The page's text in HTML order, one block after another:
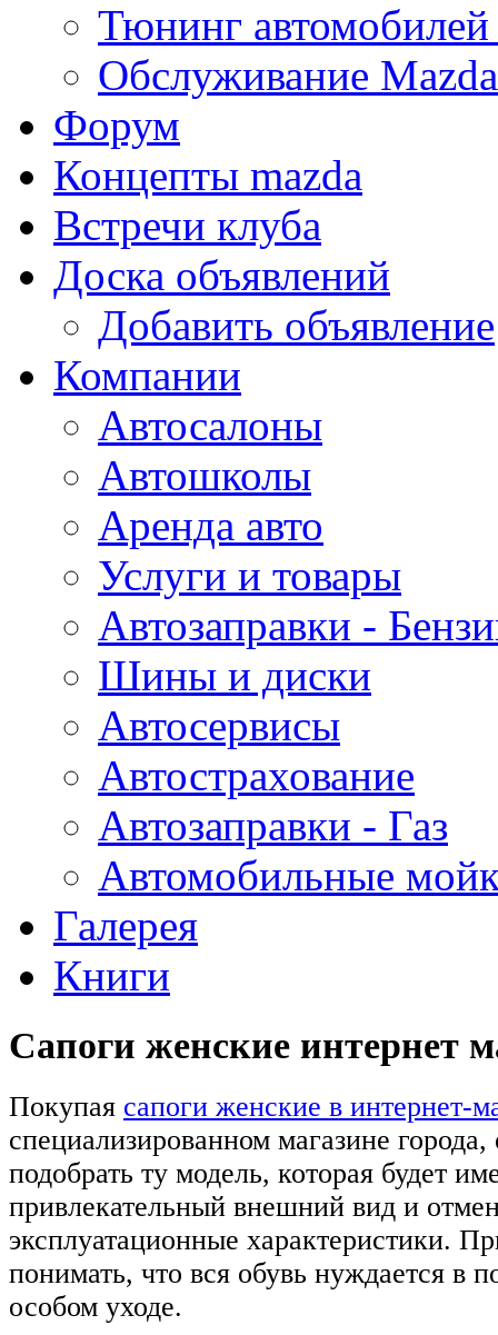
Тюнинг
Обслуживание Mazda
Форум
Концепты mazda
Встречи клуба
Доска объявлений
Добавить объявление
Компании
Автосалоны
Автошколы
Аренда авто
Услуги и товары
Автозаправки -
Шины и диски
Автосервисы
Автострахование
Автозаправки - Газ
Автомобильные
Галерея
Книги
Сапоги женские интернет
Покупая сапоги женские в интернет-
специализированном магазине
подобрать ту модель, которая будет
привлекательный внешний вид и
эксплуатационные характеристики.
понимать, что вся обувь нуждается в
особом уходе.